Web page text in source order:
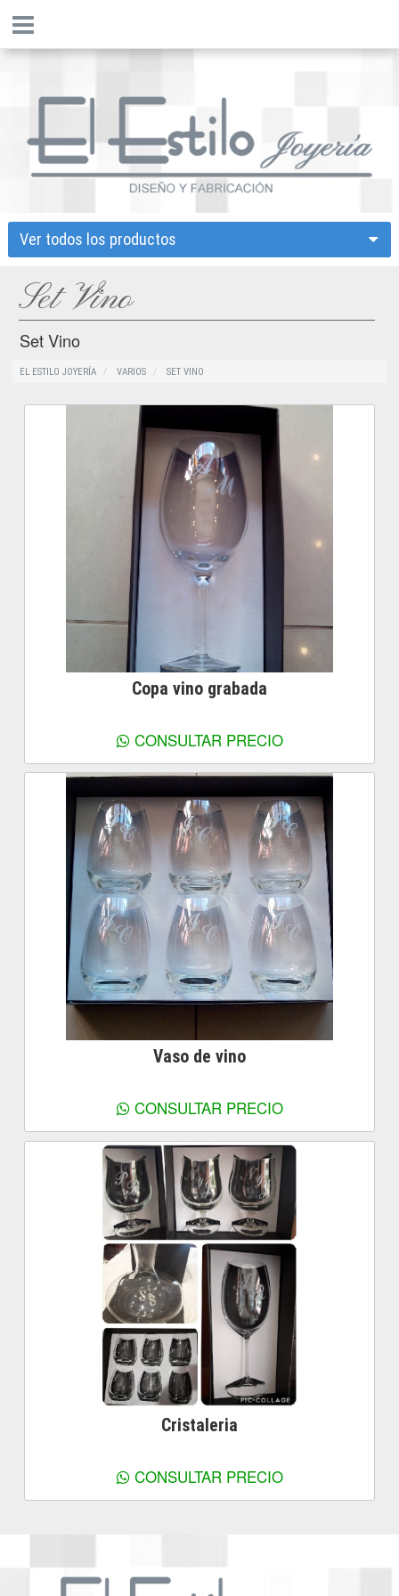
Ver todos los productos
Set Vino
Set Vino
EL ESTILO JOYERÍA VARIOS SET VINO
Ver más información
Copa vino grabada
CONSULTAR PRECIO
Ver más información
Vaso de vino
CONSULTAR PRECIO
Ver más información
Cristaleria
CONSULTAR PRECIO